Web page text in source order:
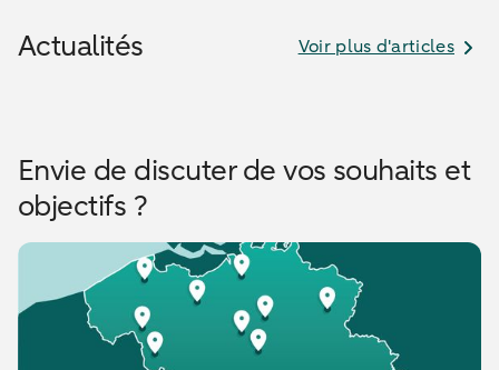
Actualités Voir plus d'articles
Envie de discuter de vos souhaits et
objectifs ?